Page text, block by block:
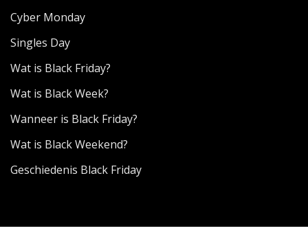
Cyber Monday
Singles Day
Wat is Black Friday?
Wat is Black Week?
Wanneer is Black Friday?
Wat is Black Weekend?
Geschiedenis Black Friday